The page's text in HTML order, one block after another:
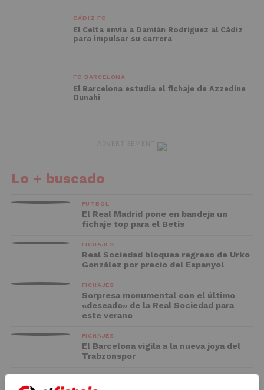
CÁDIZ FC
El Celta envía a Damián Rodríguez al Cádiz
para impulsar su carrera
FC BARCELONA
El Barcelona estudia el fichaje de Azzedine
Ounahi
Lo + buscado
FÚTBOL
El Real Madrid pone en bandeja un
fichaje top para el Betis
FICHAJES
Real Sociedad bloquea regreso de Urko
González por precio del Espanyol
FICHAJES
Sorpresa monumental con el último
«deseado» de la Real Sociedad para
este verano
FICHAJES
El Barcelona vigila a la nueva joya del
Trabzonspor
FC BARCELONA
El Racing negocia la cesión de Marc